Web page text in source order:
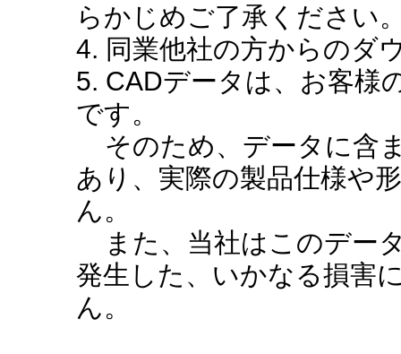
らかじめご了承ください
4. 同業他社の方からのダ
5. CADデータは、お客様
です。
そのため、データに含
あり、実際の製品仕様や
ん。
また、当社はこのデー
発生した、いかなる損害
ん。